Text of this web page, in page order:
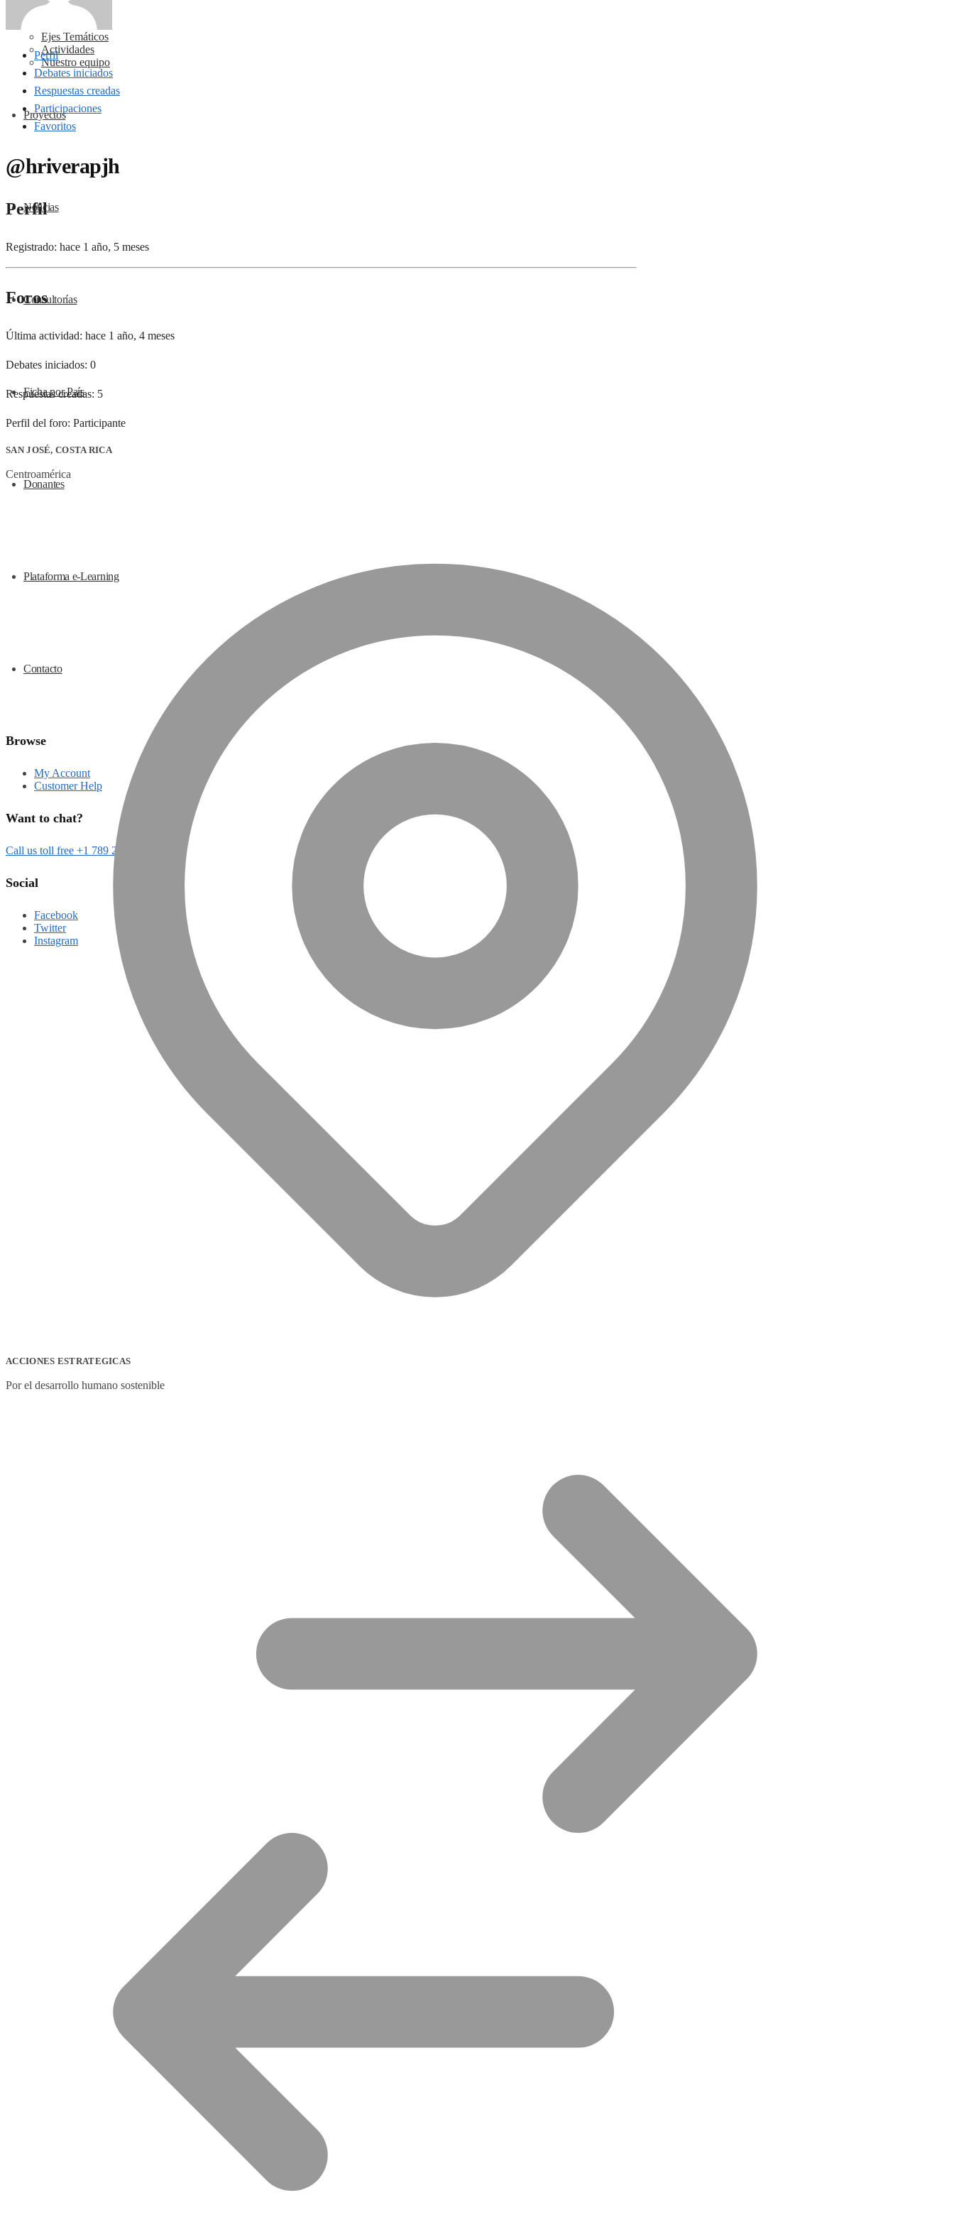
Ejes Temáticos
Actividades
Nuestro equipo
Proyectos
Noticias
Consultorías
Ficha por País
Donantes
Plataforma e-Learning
Contacto
Browse
My Account
Customer Help
Want to chat?
Call us toll free +1 789 2000
Social
Facebook
Twitter
Instagram
Perfil
Debates iniciados
Respuestas creadas
Participaciones
Favoritos
@hriverapjh
Perfil
Registrado: hace 1 año, 5 meses
Foros
Última actividad: hace 1 año, 4 meses
Debates iniciados: 0
Respuestas creadas: 5
Perfil del foro: Participante
SAN JOSÉ, COSTA RICA
Centroamérica
ACCIONES ESTRATEGICAS
Por el desarrollo humano sostenible